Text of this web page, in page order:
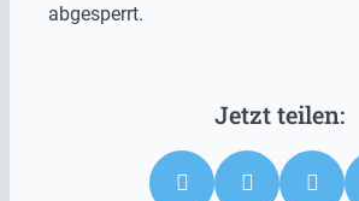
abgesperrt.